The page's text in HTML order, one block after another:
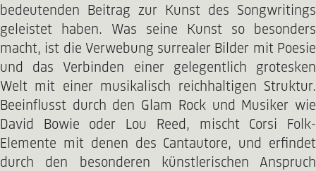
bedeutenden Beitrag zur Kunst des Songwritings
geleistet haben. Was seine Kunst so besonders
macht, ist die Verwebung surrealer Bilder mit Poesie
und das Verbinden einer gelegentlich grotesken
Welt mit einer musikalisch reichhaltigen Struktur.
Beeinflusst durch den Glam Rock und Musiker wie
David Bowie oder Lou Reed, mischt Corsi Folk-
Elemente mit denen des Cantautore, und erfindet
durch den besonderen künstlerischen Anspruch